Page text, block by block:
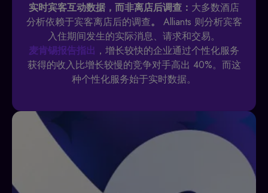
实时宾客互动数据，而非离店后调查： 大多数酒店
分析依赖于宾客离店后的调查。
Alliants 则分析宾客
入住期间发生的实际消息、请求和交易。
麦肯锡报告指出 ，增长较快的企业通过个性化服务
获得的收入比增长较慢的竞争对手高出 40%。而这
种个性化服务始于实时数据。